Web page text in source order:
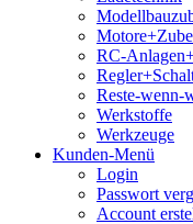
RC-
Reste-wenn-
Werkstoffe
Werkzeuge
Kunden-Menü
Login
Passwort
Account